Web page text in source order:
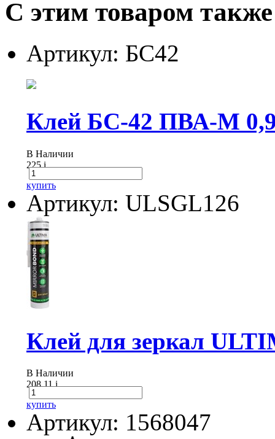
С этим товаром
Артикул: БС42
Клей БС-42 ПВА-М
В Наличии
225i
купить
Артикул: ULSGL126
Клей для зеркал
В Наличии
208.11i
купить
Артикул: 1568047